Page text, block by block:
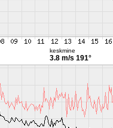
keskmine
3.8 m/s 191°